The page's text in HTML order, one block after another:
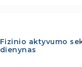
Fizinio aktyvumo
dienynas